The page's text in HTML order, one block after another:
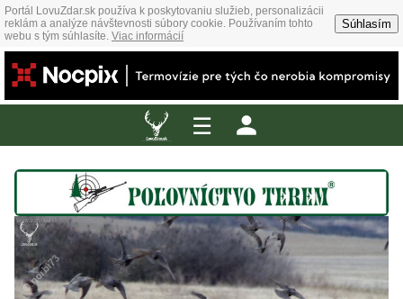
Portál LovuZdar.sk používa k poskytovaniu služieb, personalizácii
reklám a analýze návštevnosti súbory cookie. Používaním tohto
webu s tým súhlasíte. Viac informácií
Súhlasím
☰